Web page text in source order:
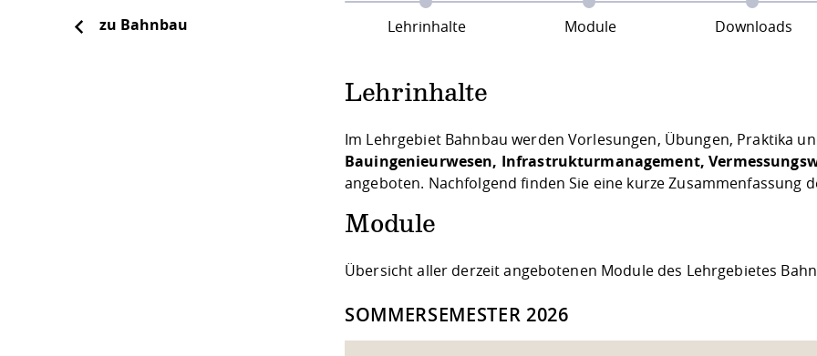
zu Bahnbau Lehrinhalte Module Downloads
Lehrinhalte
Im Lehrgebiet Bahnbau werden Vorlesungen, Übungen, Praktika
Bauingenieurwesen, Infrastrukturmanagement,
angeboten. Nachfolgend finden Sie eine kurze Zusammenfassung
Module
Übersicht aller derzeit angebotenen Module des Lehrgebietes
SOMMERSEMESTER 2026